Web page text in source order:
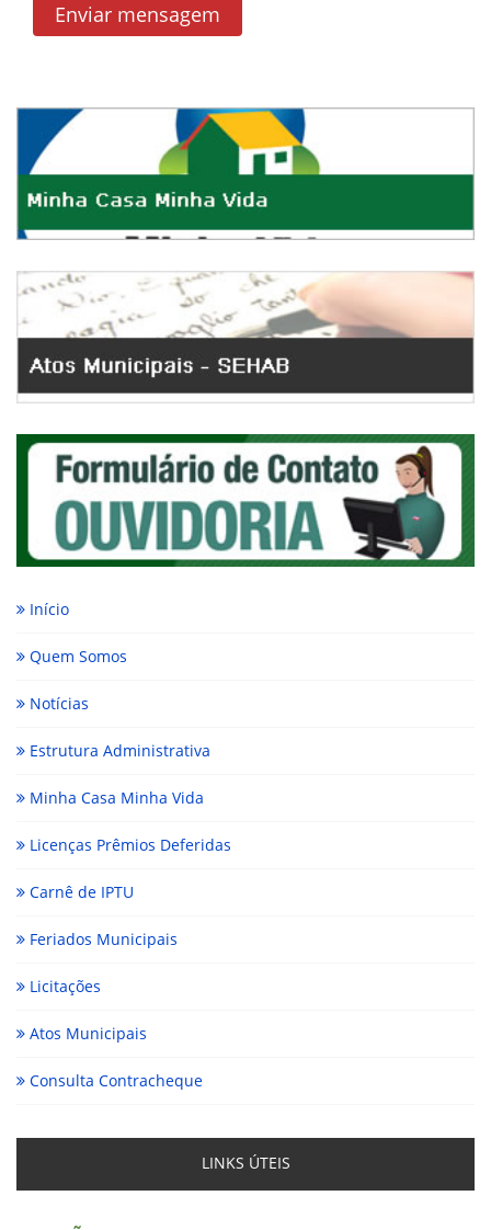
Enviar mensagem
Início
Quem Somos
Notícias
Estrutura Administrativa
Minha Casa Minha Vida
Licenças Prêmios Deferidas
Carnê de IPTU
Feriados Municipais
Licitações
Atos Municipais
Consulta Contracheque
LINKS ÚTEIS